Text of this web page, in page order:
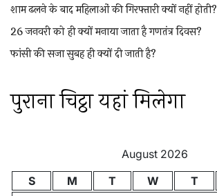
शाम ढलने के बाद महिलाओं की गिरफ्तारी क्यों नहीं होती?
26 जनवरी को ही क्यों मनाया जाता है गणतंत्र दिवस?
फांसी की सजा सुबह ही क्यों दी जाती है?
पुराना चिट्ठा यहां मिलेगा
August 2026
S
M T W T